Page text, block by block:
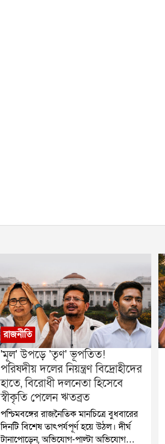
রাজনীতি
'মূল' উপড়ে 'তৃণ' ভূপতিত!
পরিষদীয় দলের নিয়ন্ত্রণ বিদ্রোহীদের
হাতে, বিরোধী দলনেতা হিসেবে
স্বীকৃতি পেলেন ঋতব্রত
পশ্চিমবঙ্গের রাজনৈতিক মানচিত্রে বুধবারের
দিনটি বিশেষ তাৎপর্যপূর্ণ হয়ে উঠল। দীর্ঘ
টানাপোড়েন, অভিযোগ-পাল্টা অভিযোগ